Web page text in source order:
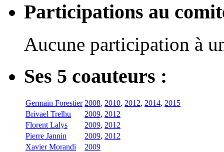
Participations au
Aucune participation à
Ses 5 coauteurs :
Germain Forestier 2008, 2010, 2012, 2014, 2015
Brivael Trelhu
2009, 2012
Florent Lalys
2009, 2012
Pierre Jannin
2009, 2012
Xavier Morandi
2009